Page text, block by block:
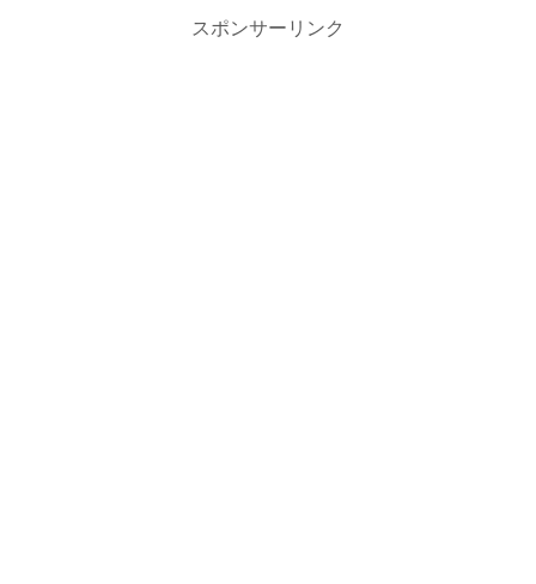
スポンサーリンク